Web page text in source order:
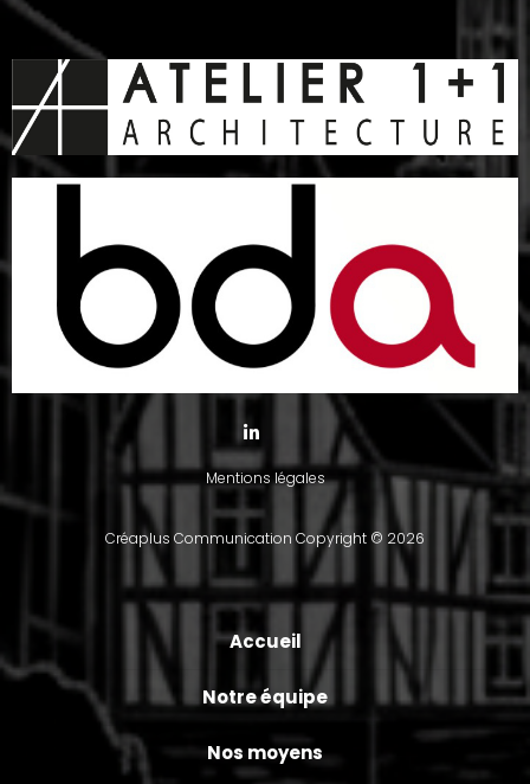
Mentions légales
Créaplus Communication Copyright © 2026
Accueil
Notre équipe
Nos moyens